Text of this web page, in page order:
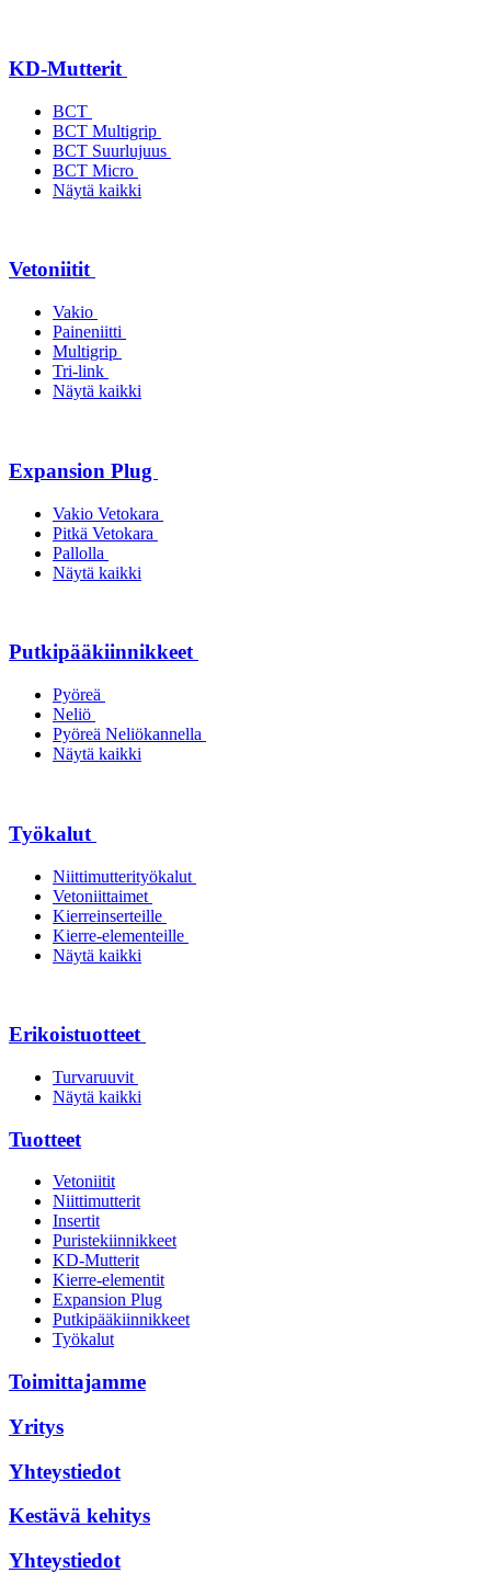
KD-Mutterit
BCT
BCT Multigrip
BCT Suurlujuus
BCT Micro
Näytä kaikki
Vetoniitit
Vakio
Paineniitti
Multigrip
Tri-link
Näytä kaikki
Expansion Plug
Vakio Vetokara
Pitkä Vetokara
Pallolla
Näytä kaikki
Putkipääkiinnikkeet
Pyöreä
Neliö
Pyöreä Neliökannella
Näytä kaikki
Työkalut
Niittimutterityökalut
Vetoniittaimet
Kierreinserteille
Kierre-elementeille
Näytä kaikki
Erikoistuotteet
Turvaruuvit
Näytä kaikki
Tuotteet
Vetoniitit
Niittimutterit
Insertit
Puristekiinnikkeet
KD-Mutterit
Kierre-elementit
Expansion Plug
Putkipääkiinnikkeet
Työkalut
Toimittajamme
Yritys
Yhteystiedot
Kestävä kehitys
Yhteystiedot